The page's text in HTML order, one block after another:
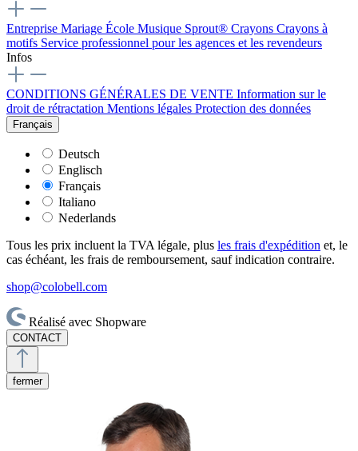
Entreprise Mariage École Musique Sprout® Crayons Crayons à
motifs Service professionnel pour les agences et les revendeurs
Infos
CONDITIONS GÉNÉRALES DE VENTE Information sur le
droit de rétractation Mentions légales Protection des données
Français
Deutsch
Englisch
Français
Italiano
Nederlands
Tous les prix incluent la TVA légale, plus les frais d'expédition et, le
cas échéant, les frais de remboursement, sauf indication contraire.
shop@colobell.com
Réalisé avec Shopware
CONTACT
fermer